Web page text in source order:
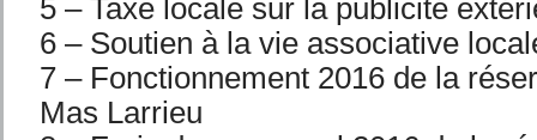
5 – Taxe locale sur la publicité
6 – Soutien à la vie associative
7 – Fonctionnement 2016 de la
Mas Larrieu